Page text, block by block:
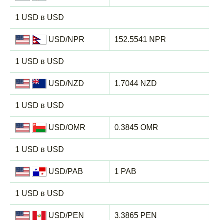
1 USD в USD
USD/NPR
1 USD в USD
152.5541 NPR
USD/NZD
1 USD в USD
1.7044 NZD
USD/OMR
1 USD в USD
0.3845 OMR
USD/PAB
1 USD в USD
1 PAB
USD/PEN 3.3865 PEN